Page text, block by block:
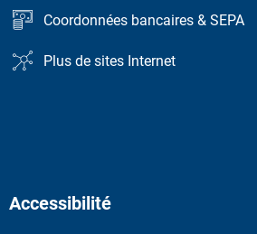
Coordonnées bancaires & SEPA
Plus de sites Internet
Accessibilité